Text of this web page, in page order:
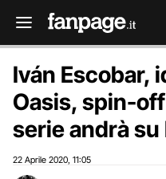
Iván Escobar,
Oasis, spin-
serie andrà
22 Aprile 2020 11:05